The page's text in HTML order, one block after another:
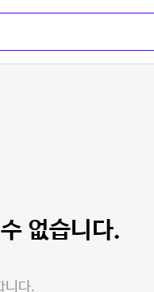
없습니다.
니다.